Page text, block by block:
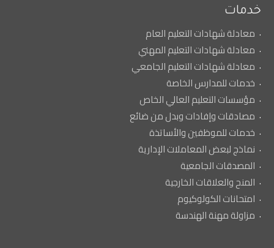
خدمات
معادلة شهادات التعليم العام
معادلة شهادات التعليم المهني
معادلة شهادات التعليم الجامعي
خدمات للمدارس الخاصة
مؤسسات التعليم العالي الخاص
مصادقات وإفادات وبدل من ضائع
خدمات للموظفين والأساتذة
نماذج لبعض المعاملات الإدارية
المصدقات الجامعية
المنح والعلاقات الخارجية
امتحانات الكولوكيوم
مزاولة مهنة الهندسة